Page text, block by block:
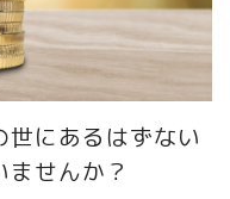
にあるはずない
せんか？